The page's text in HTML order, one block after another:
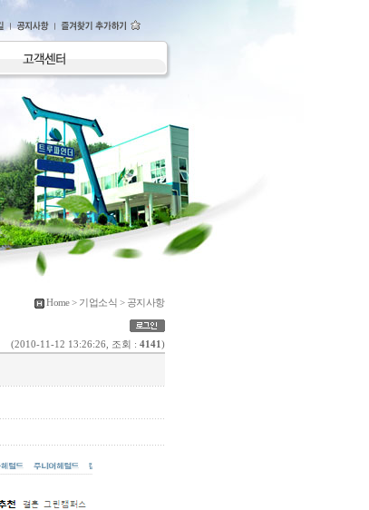
Home > 기업소식 > 공지사항
(2010-11-12 13:26:26, 조회 : 4141 )